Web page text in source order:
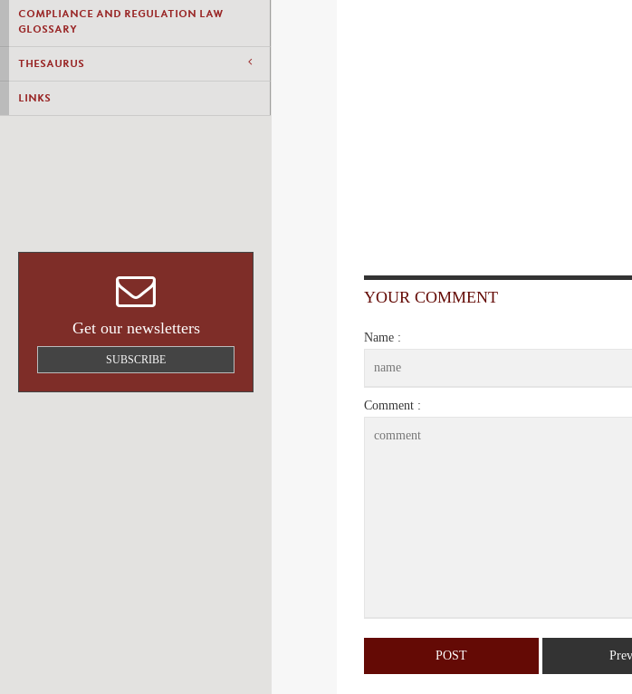
COMPLIANCE AND REGULATION LAW
GLOSSARY
THESAURUS
LINKS
Get our newsletters
SUBSCRIBE
YOUR COMMENT
Name :
Comment :